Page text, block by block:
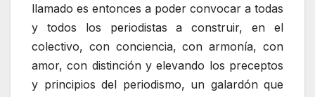
llamado es entonces a poder convocar a todas
y todos los periodistas a construir, en el
colectivo, con conciencia, con armonía, con
amor, con distinción y elevando los preceptos
y principios del periodismo, un galardón que